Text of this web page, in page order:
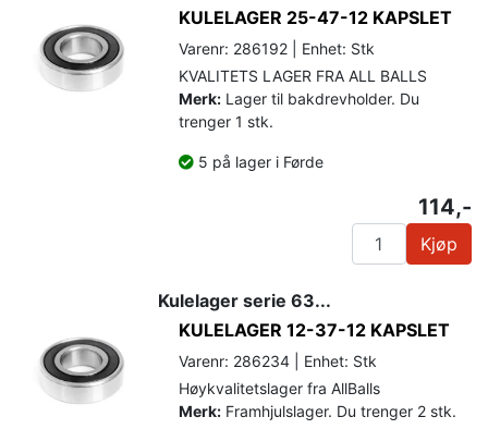
KULELAGER 25-47-12 KAPSLET
Varenr: 286192 | Enhet: Stk
KVALITETS LAGER FRA ALL BALLS
Merk: Lager til bakdrevholder. Du
trenger 1 stk.
5 på lager i Førde
114,-
Kjøp
Kulelager serie 63...
KULELAGER 12-37-12 KAPSLET
Varenr: 286234 | Enhet: Stk
Høykvalitetslager fra AllBalls
Merk: Framhjulslager. Du trenger 2 stk.